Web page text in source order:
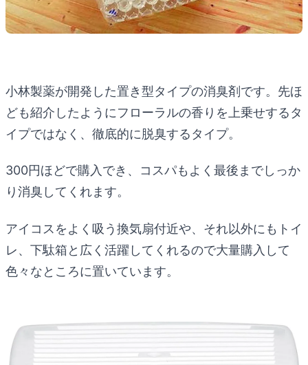
小林製薬が開発した置き型タイプの消臭剤です。先ほ
ども紹介したようにフローラルの香りを上乗せするタ
イプではなく、徹底的に脱臭するタイプ。
300円ほどで購入でき、コスパもよく最後までしっか
り消臭してくれます。
アイコスをよく吸う換気扇付近や、それ以外にもトイ
レ、下駄箱と広く活躍してくれるので大量購入して
色々なところに置いています。